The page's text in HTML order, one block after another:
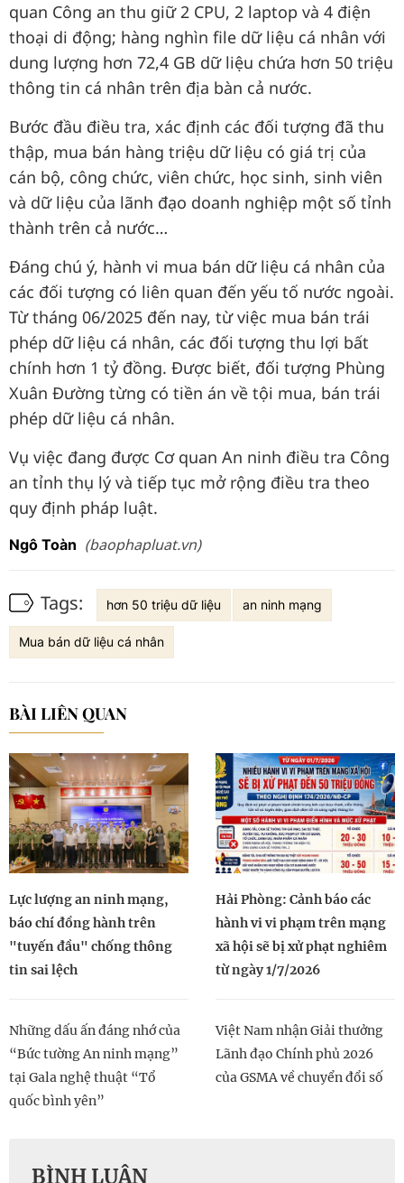
quan Công an thu giữ 2 CPU, 2 laptop và 4 điện
thoại di động; hàng nghìn file dữ liệu cá nhân với
dung lượng hơn 72,4 GB dữ liệu chứa hơn 50 triệu
thông tin cá nhân trên địa bàn cả nước.
Bước đầu điều tra, xác định các đối tượng đã thu
thập, mua bán hàng triệu dữ liệu có giá trị của
cán bộ, công chức, viên chức, học sinh, sinh viên
và dữ liệu của lãnh đạo doanh nghiệp một số tỉnh
thành trên cả nước…
Đáng chú ý, hành vi mua bán dữ liệu cá nhân của
các đối tượng có liên quan đến yếu tố nước ngoài.
Từ tháng 06/2025 đến nay, từ việc mua bán trái
phép dữ liệu cá nhân, các đối tượng thu lợi bất
chính hơn 1 tỷ đồng. Được biết, đối tượng Phùng
Xuân Đường từng có tiền án về tội mua, bán trái
phép dữ liệu cá nhân.
Vụ việc đang được Cơ quan An ninh điều tra Công
an tỉnh thụ lý và tiếp tục mở rộng điều tra theo
quy định pháp luật.
Ngô Toàn (baophapluat.vn)
Tags: hơn 50 triệu dữ liệu an ninh mạng
Mua bán dữ liệu cá nhân
BÀI LIÊN QUAN
Lực lượng an ninh mạng,
báo chí đồng hành trên
"tuyến đầu" chống thông
tin sai lệch
Hải Phòng: Cảnh báo các
hành vi vi phạm trên mạng
xã hội sẽ bị xử phạt nghiêm
từ ngày 1/7/2026
Những dấu ấn đáng nhớ của
“Bức tường An ninh mạng”
tại Gala nghệ thuật “Tổ
quốc bình yên”
Việt Nam nhận Giải thưởng
Lãnh đạo Chính phủ 2026
của GSMA về chuyển đổi số
BÌNH LUẬN